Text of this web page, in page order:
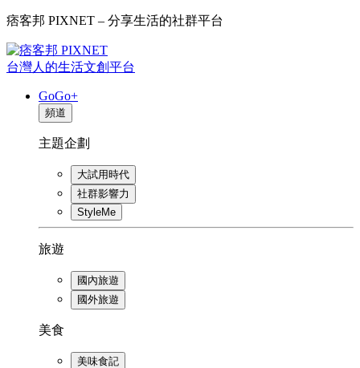
痞客邦 PIXNET – 分享生活的社群平台
台灣人的生活文創平台
GoGo+
頻道
主題企劃
大試用時代
社群影響力
StyleMe
旅遊
國內旅遊
國外旅遊
美食
美味食記